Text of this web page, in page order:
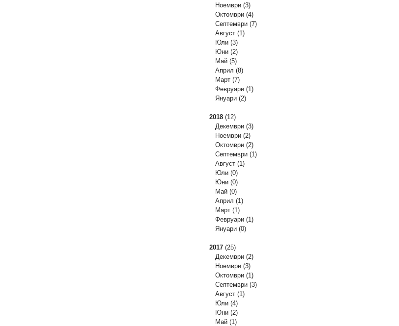
Ноември (3)
Октомври (4)
Септември (7)
Август (1)
Юли (3)
Юни (2)
Май (5)
Април (8)
Март (7)
Февруари (1)
Януари (2)
2018 (12)
Декември (3)
Ноември (2)
Октомври (2)
Септември (1)
Август (1)
Юли (0)
Юни (0)
Май (0)
Април (1)
Март (1)
Февруари (1)
Януари (0)
2017 (25)
Декември (2)
Ноември (3)
Октомври (1)
Септември (3)
Август (1)
Юли (4)
Юни (2)
Май (1)